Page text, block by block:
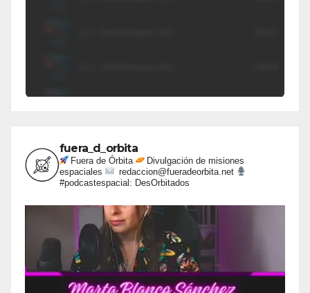
fuera_d_orbita
Fuera de Órbita
Divulgación de misiones
espaciales
redaccion@fueradeorbita.net
#podcastespacial: DesOrbitados